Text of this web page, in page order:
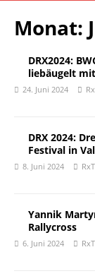
Monat:
DRX2024:
liebäugelt
24. Juni 2024
DRX 2024:
Festival in
8. Juni 2024
Yannik
Rallycross
6. Juni 2024